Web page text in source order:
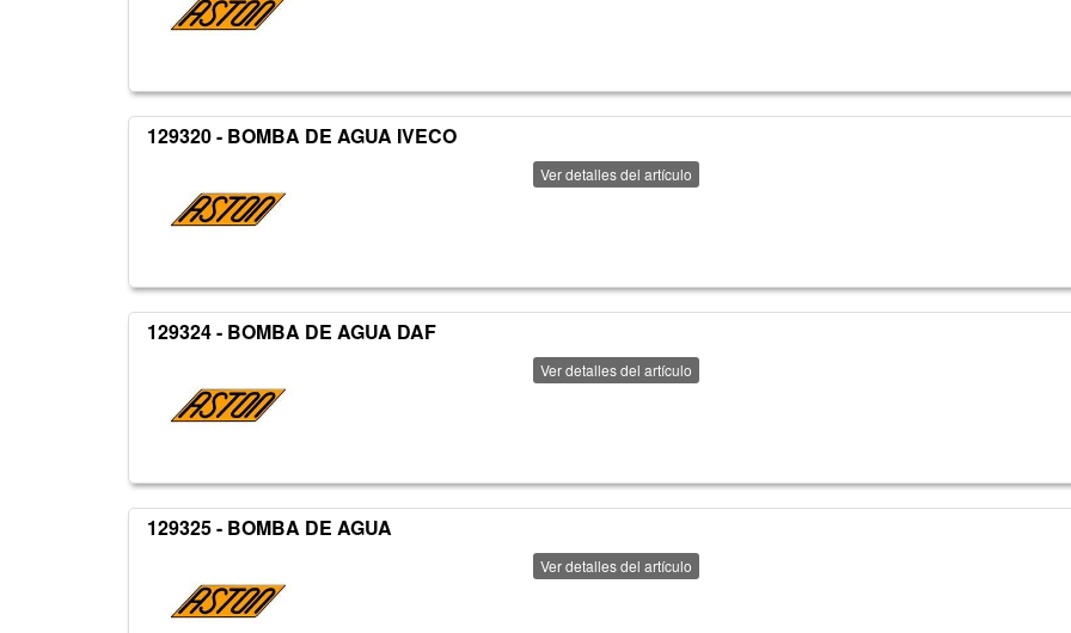
129320 - BOMBA DE AGUA IVECO
Ver detalles del artículo
129324 - BOMBA DE AGUA DAF
Ver detalles del artículo
129325 - BOMBA DE AGUA
Ver detalles del artículo